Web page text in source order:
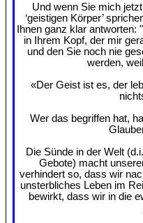
Und wenn Sie mich
‘geistigen Körper’
Ihnen ganz klar
in Ihrem Kopf, der mir
und den Sie noch nie
werden,
«Der Geist ist es, der
Wer das begriffen hat,
Die Sünde in der Welt
Gebote) macht
verhindert so, dass wir
unsterbliches Leben im
bewirkt, dass wir in die